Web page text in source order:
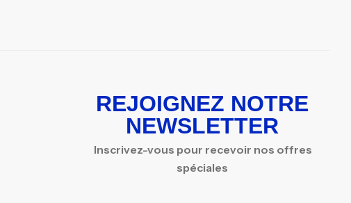
REJOIGNEZ NOTRE
NEWSLETTER
Inscrivez-vous pour recevoir nos offres
spéciales